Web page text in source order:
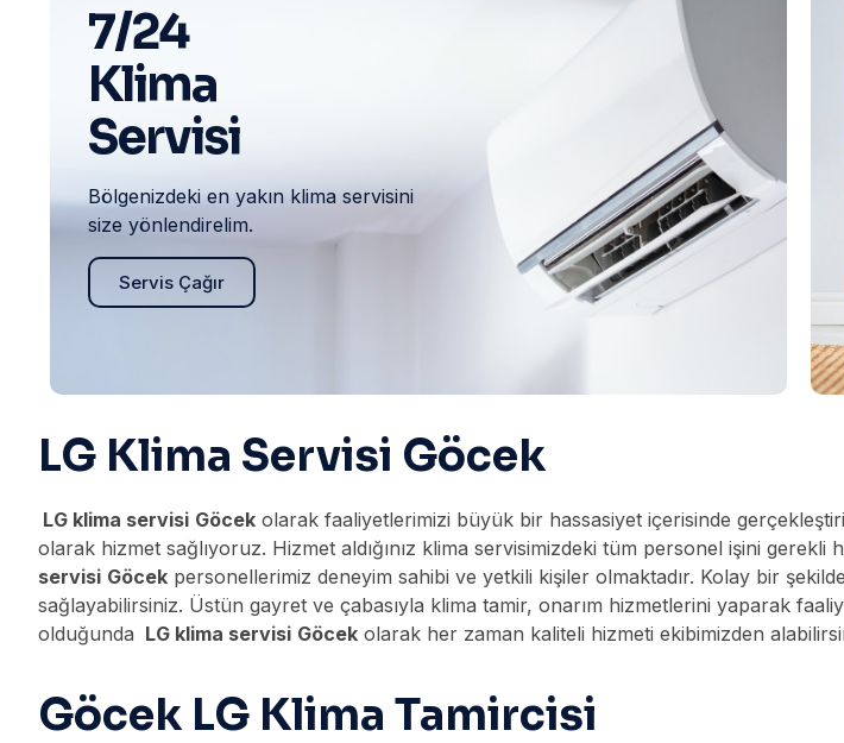
7/24
Klima
Servisi
Bölgenizdeki en yakın klima servisini
size yönlendirelim.
Servis Çağır
LG Klima Servisi Göcek
LG klima servisi Göcek olarak faaliyetlerimizi büyük bir hassasiyet içerisinde
olarak hizmet sağlıyoruz. Hizmet aldığınız klima servisimizdeki tüm personel işini
servisi Göcek personellerimiz deneyim sahibi ve yetkili kişiler olmaktadır. Kolay bir
sağlayabilirsiniz. Üstün gayret ve çabasıyla klima tamir, onarım hizmetlerini yaparak
olduğunda LG klima servisi Göcek olarak her zaman kaliteli hizmeti ekibimizden
Göcek LG Klima Tamircisi